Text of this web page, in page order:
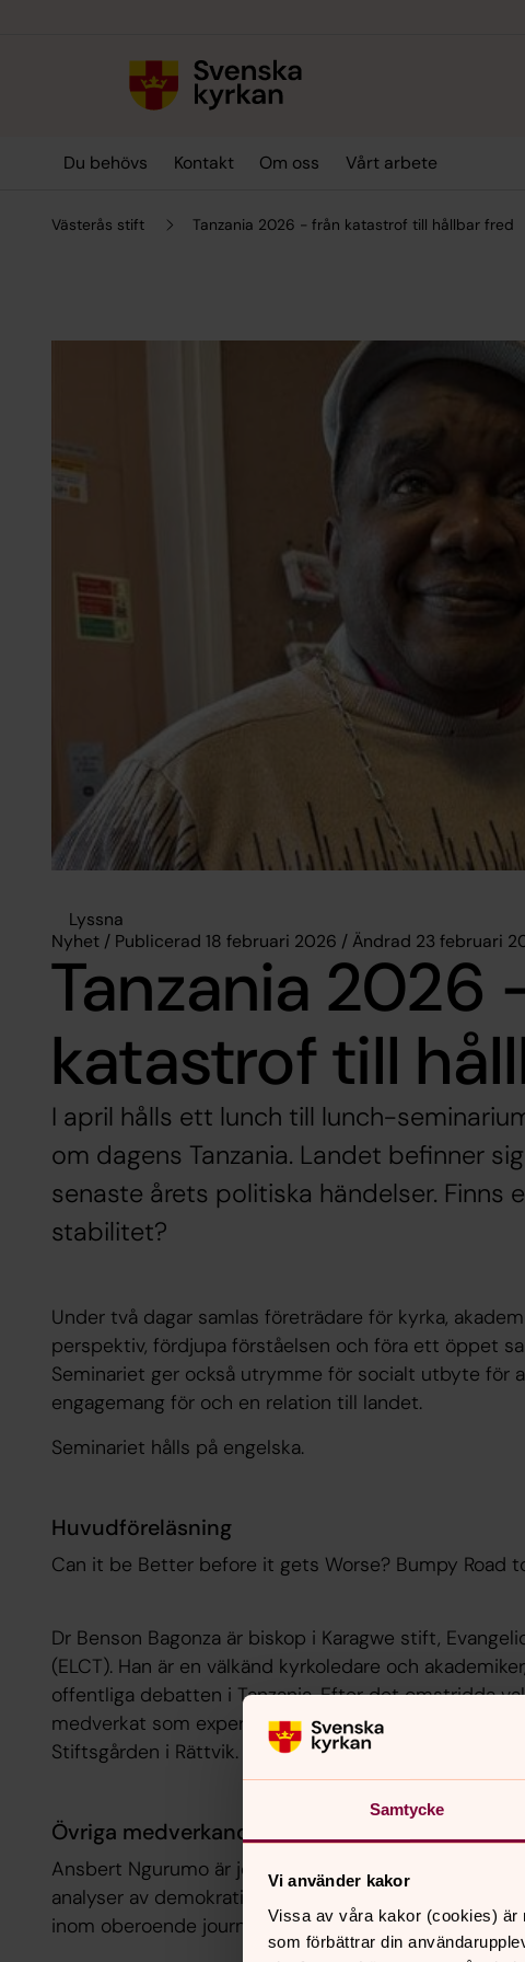
Samtycke
Vi använder kakor
Vissa av våra kakor (cookies) är
som förbättrar din
Du behövs Kontakt Om oss Vårt arbete
Västerås stift Tanzania 2026 - från katastrof till hållbar fred
Lyssna
Nyhet / Publicerad 18 februari 2026 / Ändrad 23 februari
Tanzania 2026
katastrof till
I april hålls ett lunch till lunch-
om dagens Tanzania. Landet befinner
senaste årets politiska händelser. Finns
stabilitet?
Under två dagar samlas företrädare för kyrka,
perspektiv, fördjupa förståelsen och föra ett öppet
Seminariet ger också utrymme för socialt utbyte för
engagemang för och en relation till landet.
Seminariet hålls på engelska.
Huvudföreläsning
Can it be Better before it gets Worse? Bumpy Road
Dr Benson Bagonza är biskop i Karagwe stift,
(ELCT). Han är en välkänd kyrkoledare och
offentliga debatten i Tanzania. Efter det omstridda
medverkat som expert i internationella sammanhang.
Stiftsgården i Rättvik.
Övriga medverkande
Ansbert Ngurumo är journalist, författare och
analyser av demokrati, samhällsstyrning och
inom oberoende journalistik i Östafrika.